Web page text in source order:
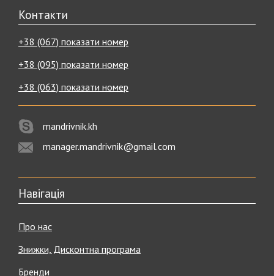
Контакти
+38 (067) показати номер
+38 (095) показати номер
+38 (063) показати номер
mandrivnik.kh
manager.mandrivnik@gmail.com
Навігація
Про нас
Знижки, Дисконтна програма
Бренди